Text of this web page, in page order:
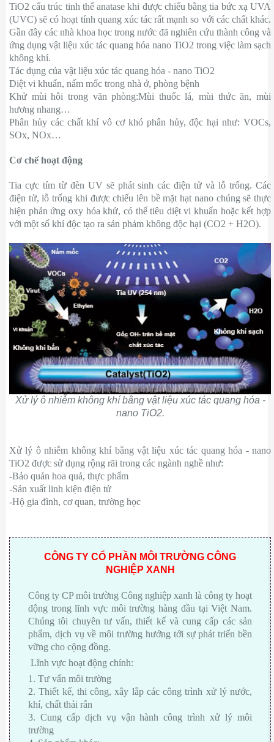
TiO2 cấu trúc tinh thể anatase khi được chiếu bằng tia bức xạ UVA
(UVC) sẽ có hoạt tính quang xúc tác rất mạnh so với các chất khác.
Gần đây các nhà khoa học trong nước đã nghiên cứu thành công và
ứng dụng vật liệu xúc tác quang hóa nano TiO2 trong việc làm sạch
không khí.
Tác dụng của vật liệu xúc tác quang hóa - nano TiO2
Diệt vi khuẩn, nấm mốc trong nhà ở, phòng bệnh
Khử mùi hôi trong văn phòng:Mùi thuốc lá, mùi thức ăn, mùi
hương nhang…
Phân hủy các chất khí vô cơ khó phân hủy, độc hại như: VOCs,
SOx, NOx…
Cơ chế hoạt động
Tia cực tím từ đèn UV sẽ phát sinh các điện tử và lỗ trống. Các
điện tử, lỗ trống khi được chiếu lên bề mặt hạt nano chúng sẽ thực
hiện phản ứng oxy hóa khử, có thể tiêu diệt vi khuẩn hoặc kết hợp
với một số khí độc tạo ra sản phảm không độc hại (CO2 + H2O).
Xử lý ô nhiễm không khí bằng vật liệu xúc tác quang hóa -
nano TiO2.
Xử lý ô nhiễm không khí bằng vật liệu xúc tác quang hóa - nano
TiO2 được sử dụng rộng rãi trong các ngành nghề như:
-Bảo quản hoa quả, thực phẩm
-Sản xuất linh kiện điện tử
-Hộ gia đình, cơ quan, trường học
CÔNG TY CỔ PHẦN MÔI TRƯỜNG CÔNG
NGHIỆP XANH
Công ty CP môi trường Công nghiệp xanh là công ty hoạt
động trong lĩnh vực môi trường hàng đầu tại Việt Nam.
Chúng tôi chuyên tư vấn, thiết kế và cung cấp các sản
phẩm, dịch vụ về môi trường hướng tới sự phát triển bền
vững cho cộng đồng.
Lĩnh vực hoạt động chính:
1. Tư vấn môi trường
2. Thiết kế, thi công, xây lắp các công trình xử lý nước,
khí, chất thải rắn
3. Cung cấp dịch vụ vận hành công trình xử lý môi
trường